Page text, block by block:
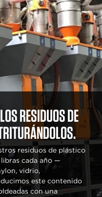
RESIDUOS DE
residuos de plástico
cada año —
vidrio,
este contenido
con una